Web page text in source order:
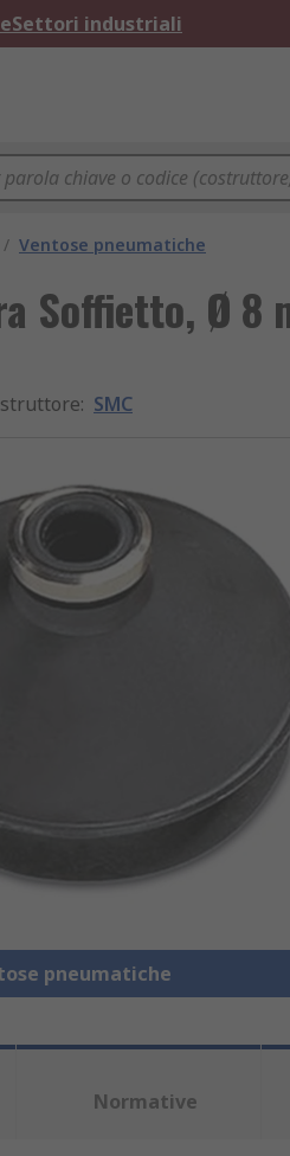
Settori industriali
/ Ventose pneumatiche
Soffietto, Ø 8
: SMC
pneumatiche
Normative